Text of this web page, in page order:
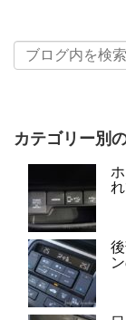
カテゴリー別